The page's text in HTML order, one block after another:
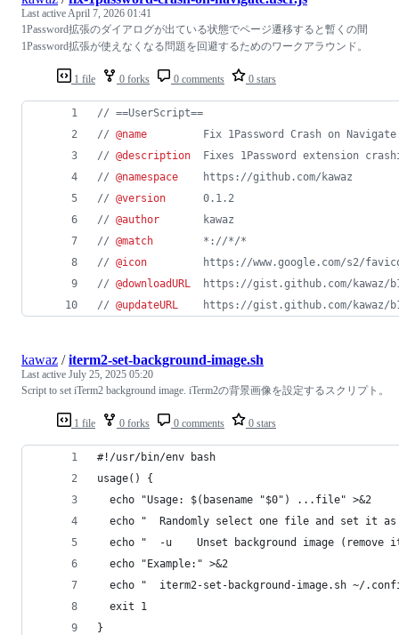
1 file 0 forks 0 comments 0 stars
Last activeApril 7, 2026 01:41
1Password拡張のダイアログが出ている状態でページ遷移すると暫くの間
1Password拡張が使えなくなる問題を回避するためのワークアラウンド。
// ==UserScript==
// @name
         Fix 1Password Crash on Navigate
// @description
Fixes 1Password extension
// @namespace
    https://github.com/kawaz
// @version
      0.1.2
// @author
       kawaz
// @match
        *://*/*
// @icon
https://www.google.com/s2/
// @downloadURL
https://gist.github.com/kawaz/
// @updateURL
https://gist.github.com/kawaz/
1 file 0 forks 0 comments 0 stars
kawaz /iterm2-set-background-image.sh
Last active July 25, 2025 05:20
Script to set iTerm2 background image. iTerm2の背景画像を設定するスクリプト。
#!/usr/bin/env bash
usage() {
  echo "Usage: $(basename "$0") ...file" >&2
echo "  Randomly select one file and set it
echo "  -u    Unset background image (remove
  echo "Example:" >&2
echo "  iterm2-set-background-image.sh ~/
  exit 1
}